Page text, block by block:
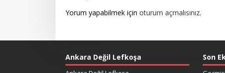
Yorum yapabilmek için oturum açmalısınız.
Ankara Değil Lefkoşa Son